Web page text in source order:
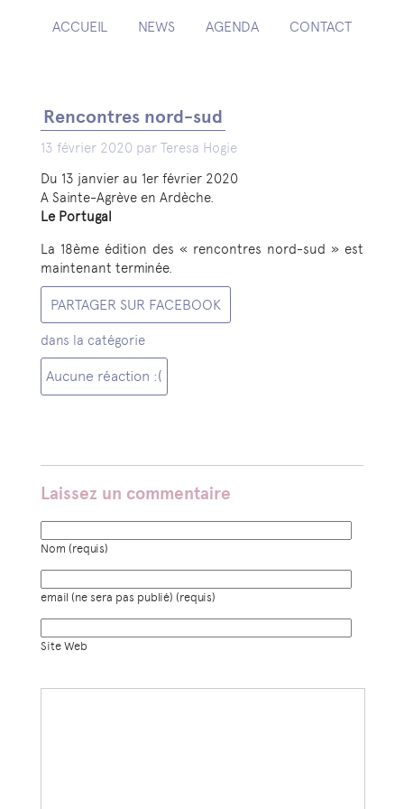
ACCUEIL NEWS AGENDA CONTACT
Rencontres nord-sud
13 février 2020 par Teresa Hogie
Du 13 janvier au 1er février 2020
A Sainte-Agrève en Ardèche.
Le Portugal
La 18ème édition des « rencontres nord-sud » est
maintenant terminée.
PARTAGER SUR FACEBOOK
dans la catégorie
Aucune réaction :(
Laissez un commentaire
Nom (requis)
email (ne sera pas publié) (requis)
Site Web